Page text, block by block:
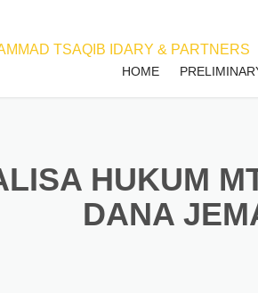
HOME
HUKUM
DANA